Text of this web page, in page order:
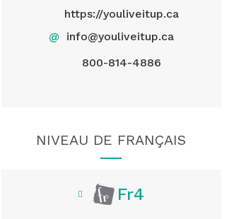
https://youliveitup.ca
@ info@youliveitup.ca
800-814-4886
NIVEAU DE FRANÇAIS
Fr4